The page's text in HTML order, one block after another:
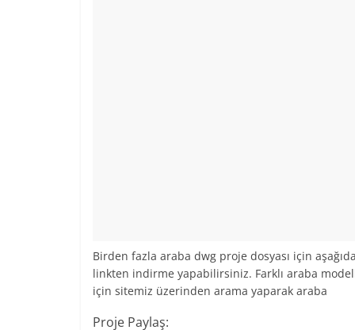
Birden fazla araba dwg proje dosyası için
linkten indirme yapabilirsiniz. Farklı araba
için sitemiz üzerinden arama yaparak araba
Proje Paylaş: